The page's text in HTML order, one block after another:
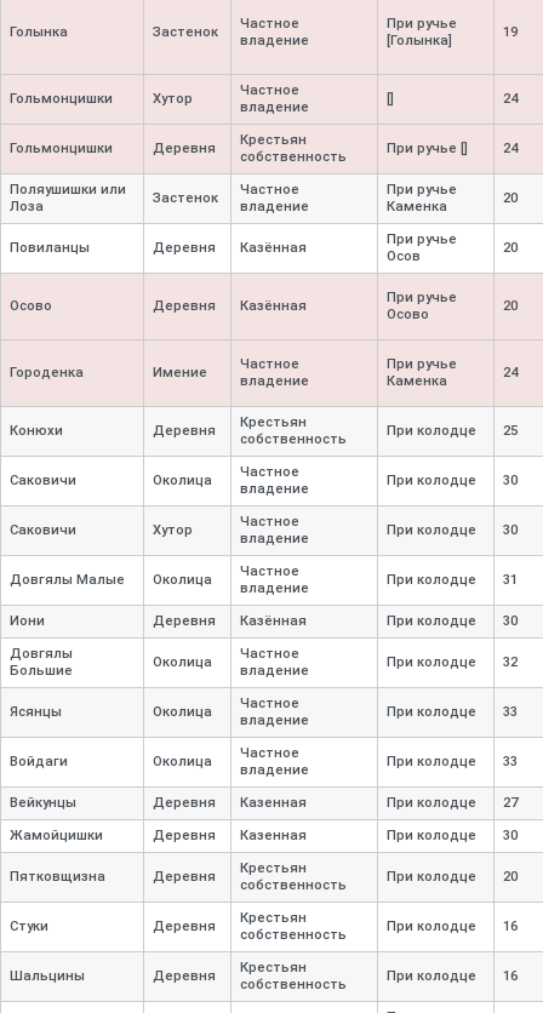
Голынка Застенок
Частное
владение
При ручье
[Голынка]
19
Гольмонцишки Хутор
Частное
владение
24
Гольмонцишки Деревня
Крестьян
собственность
При ручье [] 24
Поляушишки или
Лоза
Застенок
Частное
владение
При ручье
Каменка
20
Повиланцы Деревня Казённая
При ручье
Осов
20
Осово Деревня Казённая
При ручье
Осово
20
Городенка Имение
Частное
владение
При ручье
Каменка
24
Конюхи Деревня
Крестьян
собственность
При колодце 25
Саковичи Околица
Частное
владение
При колодце 30
Саковичи Хутор
Частное
владение
При колодце 30
Довгялы Малые Околица
Частное
владение
При колодце 31
Иони Деревня Казённая При колодце 30
Довгялы
Большие
Околица
Частное
владение
При колодце 32
Ясянцы Околица
Частное
владение
При колодце 33
Войдаги Околица
Частное
владение
При колодце 33
Вейкунцы Деревня Казенная При колодце 27
Жамойцишки Деревня Казенная При колодце 30
Пятковщизна Деревня
Крестьян
собственность
При колодце 20
Стуки Деревня
Крестьян
собственность
При колодце 16
Шальцины Деревня
Крестьян
собственность
При колодце 16